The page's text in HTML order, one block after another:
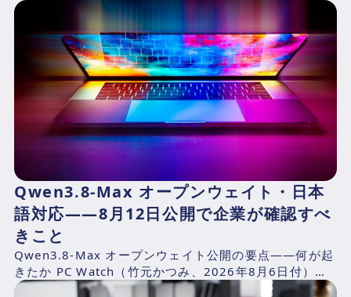
Qwen3.8-Max オープンウェイト・日本
語対応——8月12日公開で企業が確認すべ
きこと
Qwen3.8-Max オープンウェイト公開の要点——何が起
きたか PC Watch（竹元かつみ、2026年8月6日付）の
報道によれば、AlibabaのQwen...